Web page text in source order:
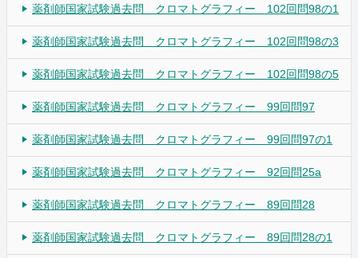
薬剤師国家試験過去問 クロマトグラフィー 102回問98の1
薬剤師国家試験過去問 クロマトグラフィー 102回問98の3
薬剤師国家試験過去問 クロマトグラフィー 102回問98の5
薬剤師国家試験過去問 クロマトグラフィー 99回問97
薬剤師国家試験過去問 クロマトグラフィー 99回問97の1
薬剤師国家試験過去問 クロマトグラフィー 92回問25a
薬剤師国家試験過去問 クロマトグラフィー 89回問28
薬剤師国家試験過去問 クロマトグラフィー 89回問28の1